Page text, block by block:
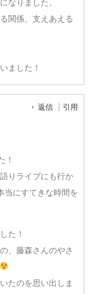
なりました。
関係、支えあえる
ました！
返信 引用
！
りライブにも行か
当にすてきな時間を
た！
、藤森さんのやさ
たのを思い出しま